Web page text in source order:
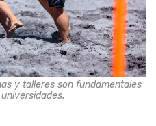
y talleres son fundamentales